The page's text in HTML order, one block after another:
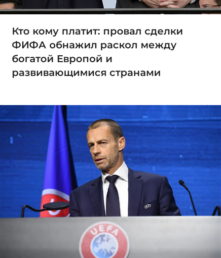
Кто кому платит: провал сделки
ФИФА обнажил раскол между
богатой Европой и
развивающимися странами